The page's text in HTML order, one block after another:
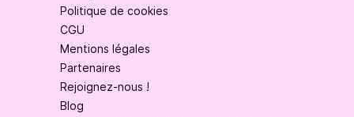
Politique de cookies
CGU
Mentions légales
Partenaires
Rejoignez-nous !
Blog